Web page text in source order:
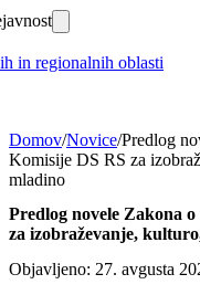
in regionalnih oblasti
Domov/Novice/Predlog
Komisije DS RS za
mladino
Predlog novele Zakona
za izobraževanje,
Objavljeno: 27. avgusta